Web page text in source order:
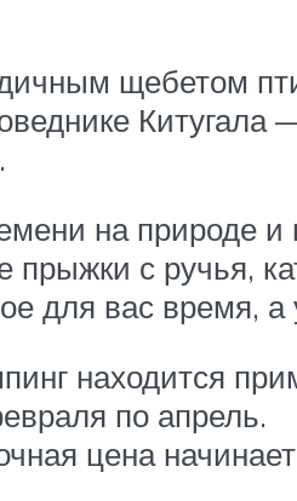
щебетом
на природе и
с ручья,
для вас время, а
находится
по апрель.
цена